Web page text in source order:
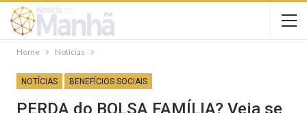
Home Notícias
NOTÍCIAS BENEFÍCIOS SOCIAIS
PERDA do BOLSA FAMÍLIA? Veja se